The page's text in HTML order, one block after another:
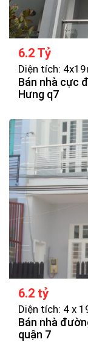
6.2 Tỷ
Diện tích:
Bán nhà cực
Hưng q7
6.2 tỷ
Diện tích: 4 x
Bán nhà
quận 7